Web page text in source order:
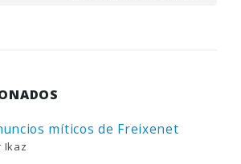
míticos de Freixenet
Ikaz